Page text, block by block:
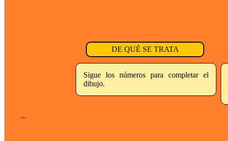
DE QUÉ SE TRATA
Sigue los números para completar el
dibujo.
...